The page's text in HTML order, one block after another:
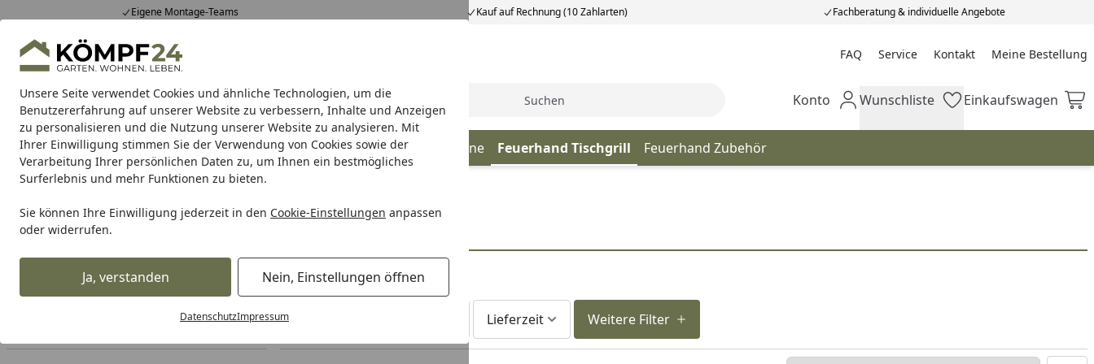
Unsere Seite verwendet Cookies und ähnliche Technologien, um die
Benutzererfahrung auf unserer Website zu verbessern, Inhalte und Anzeigen
zu personalisieren und die Nutzung unserer Website zu analysieren. Mit
Ihrer Einwilligung stimmen Sie der Verwendung von Cookies sowie der
Verarbeitung Ihrer persönlichen Daten zu, um Ihnen ein bestmögliches
Surferlebnis und mehr Funktionen zu bieten.
Sie können Ihre Einwilligung jederzeit in den Cookie-Einstellungen anpassen
oder widerrufen.
Ja, verstanden Nein, Einstellungen öffnen
DatenschutzImpressum
Eigene Montage-Teams Kauf auf Rechnung (10 Zahlarten) Fachberatung & individuelle Angebote
Hotline0 71 588 01 81
Mo-Fr. 8-16 Uhr 25.992 Bewertungen FAQ Service Kontakt Meine Bestellung
Meine Bestellung
Alle Produkte
Alle ProdukteHighlights Tipps & Tricks Suche Mein Konto
Konto Wunschliste
Wunschliste Einkaufswagen
Einkaufswagen
Feuerhand Feuerhand Laterne Feuerhand Feuerschale & Feuertonne Feuerhand Tischgrill Feuerhand Zubehör
Startseite
Feuerhand Tischgrill
Ihre Artikelübersicht
Angebote Am Lager Lieferzeit Weitere Filter